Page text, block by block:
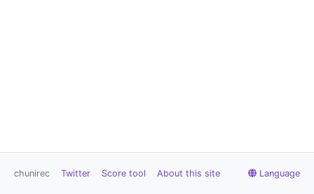
chunirec Twitter Score tool About this site Language